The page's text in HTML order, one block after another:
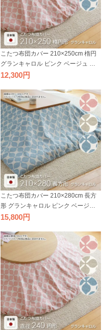
こたつ布団カバー 210×250cm 楕円
グランキャロル ピンク ベージュ ア
クア 水色 だ円 オーバル コットン 綿
タツ布団カバー 北欧 国産 おしゃれ
日本製 ※布団別売
12,300
こたつ布団カバー 210×280cm 長方
形 グランキャロル ピンク ベージュ
アクア 水色 角形 コットン 綿100％
団カバー 北欧 国産 おしゃれ 日本製
※布団別売
15,800